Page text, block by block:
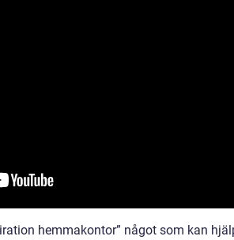
hemmakontor” något som kan